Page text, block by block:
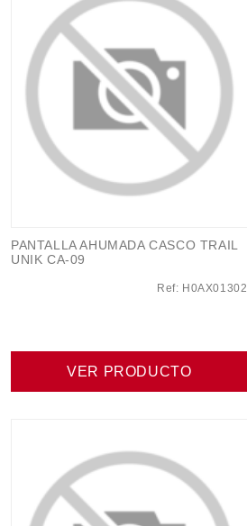
PANTALLA AHUMADA CASCO TRAIL
UNIK CA-09
Ref: H0AX01302
VER PRODUCTO